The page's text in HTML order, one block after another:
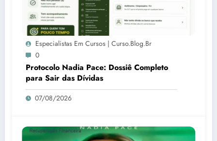
Especialistas Em Cursos | Curso.blog.br
0
Protocolo Nadia Pace: Dossiê Completo
para Sair das Dívidas
07/08/2026